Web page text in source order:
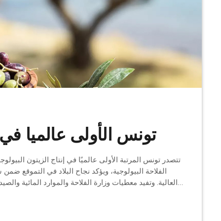
تونس الأولى عالميا في
تتصدر تونس المرتبة الأولى عالميًا في إنتاج الزيتون
الفلاحة البيولوجية، ويؤكد نجاح البلاد في التموقع
العالية. وتفيد معطيات وزارة الفلاحة والموارد المائية